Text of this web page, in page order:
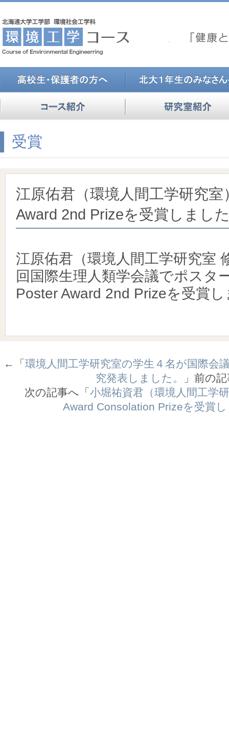
受賞
江原佑君（環境人間工学研究
Award 2nd Prizeを受賞しまし
江原佑君（環境人間工学研究室
回国際生理人類学会議でポスタ
Poster Award 2nd Prizeを受賞
←「 環境人間工学研究室の学生４名が国際会
究発表しました。
」前の
次の記事へ「 小堀祐資君（環境人間工学
Award Consolation Prizeを受賞